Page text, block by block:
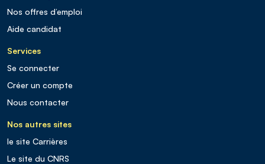
Nos offres d’emploi
Aide candidat
Services
Se connecter
Créer un compte
Nous contacter
Nos autres sites
le site Carrières
Le site du CNRS